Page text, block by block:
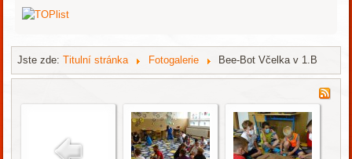
Jste zde:Titulní stránka Fotogalerie Bee-Bot Včelka v 1.B